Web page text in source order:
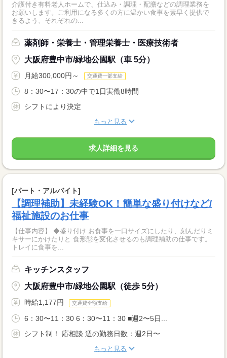
介護付き有料老人ホームで、仕込み・調理・配膳などの調理業務を
お願いします。ご利用になる多くの方に温かい食事を素早く提供で
きるよう、それぞれの...
薬剤師・栄養士・管理栄養士・医療技術者
大阪府豊中市/緑地公園駅（車 5分）
月給300,000円～ 交通費一部支給
8：30〜17：30の中で1日実働8時間
シフトにより決定
もっと見る
求人詳細を見る
[パート・アルバイト]
【調理補助】未経験OK！簡単な盛り付けなど/
福祉施設のお仕事
【仕事内容】 ◆盛り付け お食事を一口サイズにしたり、刻んだりミ
キサーにかけたりと 食形態を変化させるのも調理補助の仕事です。
トレイに食事を...
キッチンスタッフ
大阪府豊中市/緑地公園駅（徒歩 5分）
時給1,177円 交通費全額支給
6：30〜11：30 6：30〜11：30 ■週2〜5日...
シフト制！ 応相談 週の勤務日数：週2日〜
もっと見る